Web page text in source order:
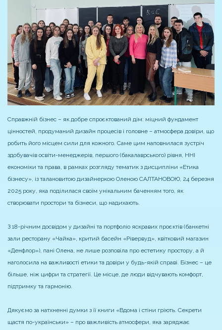
Справжній бізнес – як добре спроєктований дім: міцний фундамент
цінностей, продуманий дизайн процесів і головне – атмосфера довіри, що
робить його місцем сили для кожного. Саме цим наповнилася зустріч
здобувачів освіти-менеджерів, першого (бакалаврського) рівня, ННІ
економіки та права, в рамках розгляду тематик з дисципліни «Етика
бізнесу», із талановитою дизайнеркою Оленою САЛТАНОВОЮ, 24 березня
2025 року, яка поділилася своїм унікальним баченням того, як
створювати простори та бізнеси, що надихають.
З 18-річним досвідом у дизайні та портфоліо яскравих проєктів (банкетні
зали ресторану «Чайка», критий басейн «Рівервуд», квітковий магазин
«Денфлор»), пані Олена, не лише розповіла про естетику простору, а й
наголосила на важливості етики та довіри у будь-якій справі. Бізнес – це
більше, ніж цифри та стратегії. Це місце, де люди відчувають комфорт,
підтримку та гармонію.
Дякуємо за натхненні думки з її книги «Вдома і стіни гріють. Секрети
щастя по-українськи» – про важливість атмосфери, яка заряджає